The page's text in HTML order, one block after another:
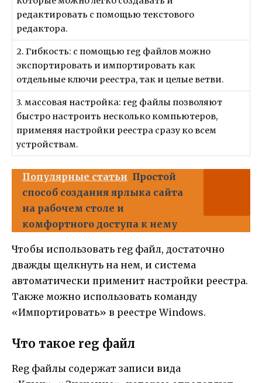
редактировать с помощью текстового
редактора.
2. Гибкость: с помощью reg файлов можно
экспортировать и импортировать как
отдельные ключи реестра, так и целые ветви.
3. массовая настройка: reg файлы позволяют
быстро настроить несколько компьютеров,
применяя настройки реестра сразу ко всем
устройствам.
Популярные статьи Простой
способ создания ярлыка сайта
на рабочем столе и
комфортного доступа к нему
Чтобы использовать reg файл, достаточно
дважды щелкнуть на нем, и система
автоматически применит настройки реестра.
Также можно использовать команду
«Импортировать» в реестре Windows.
Что такое reg файл
Reg файлы содержат записи вида